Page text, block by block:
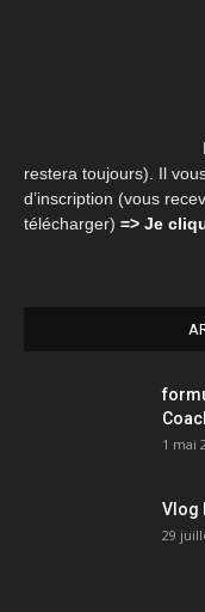
restera toujours). Il
d’inscription (vous
télécharger) => Je
1 mai
Vlog
29